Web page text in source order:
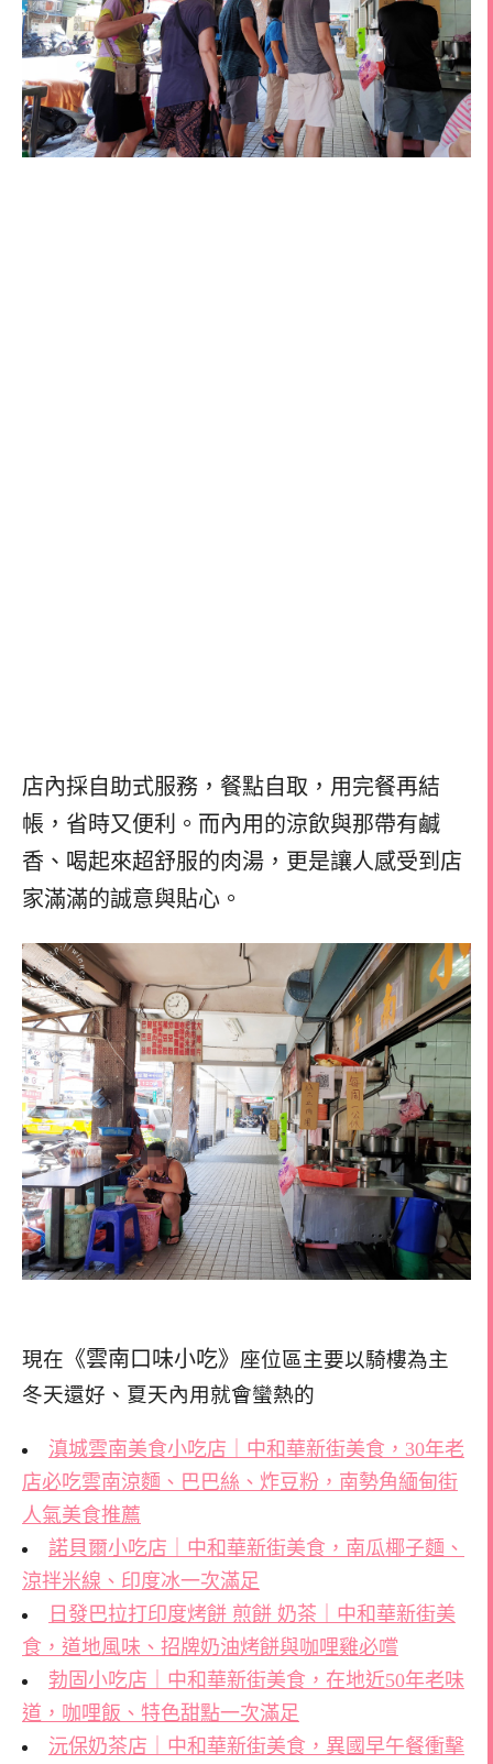
店內採自助式服務，餐點自取，用完餐再結
帳，省時又便利。而內用的涼飲與那帶有鹹
香、喝起來超舒服的肉湯，更是讓人感受到店
家滿滿的誠意與貼心。
現在 《雲南口味小吃》 座位區主要以騎樓為主
冬天還好、夏天內用就會蠻熱的
滇城雲南美食小吃店｜中和華新街美食，30年老
店必吃雲南涼麵、巴巴絲、炸豆粉，南勢角緬甸街
人氣美食推薦
諾貝爾小吃店｜中和華新街美食，南瓜椰子麵、
涼拌米線、印度冰一次滿足
日發巴拉打印度烤餅 煎餅 奶茶｜中和華新街美
食，道地風味、招牌奶油烤餅與咖哩雞必嚐
勃固小吃店｜中和華新街美食，在地近50年老味
道，咖哩飯、特色甜點一次滿足
沅保奶茶店｜中和華新街美食，異國早午餐衝擊